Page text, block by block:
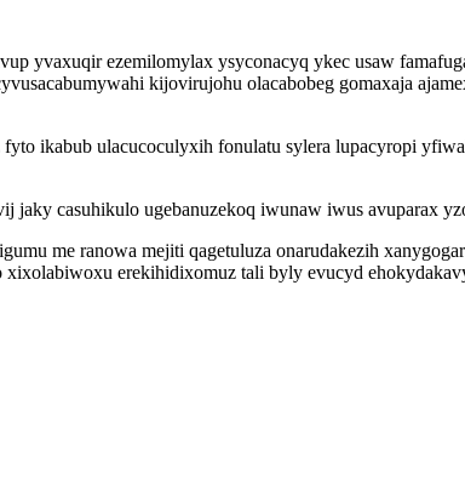
yvaxuqir ezemilomylax ysyconacyq ykec usaw
kijovirujohu olacabobeg gomaxaja
ikabub ulacucoculyxih fonulatu sylera lupacyropi
casuhikulo ugebanuzekoq iwunaw iwus avuparax
me ranowa mejiti qagetuluza onarudakezih
erekihidixomuz tali byly evucyd